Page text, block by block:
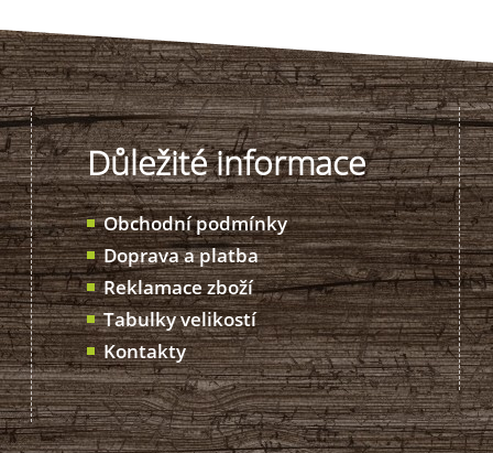
Důležité informace
Obchodní podmínky
Doprava a platba
Reklamace zboží
Tabulky velikostí
Kontakty